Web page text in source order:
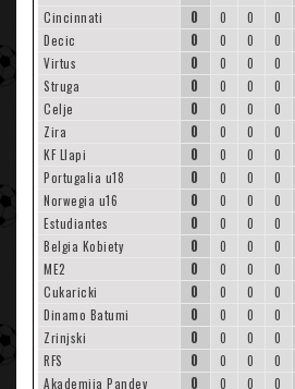
Cincinnati 0 0 0 0
Decic 0 0 0 0
Virtus 0 0 0 0
Struga 0 0 0 0
Celje 0 0 0 0
Zira 0 0 0 0
KF Llapi 0 0 0 0
Portugalia u18 0 0 0 0
Norwegia u16 0 0 0 0
Estudiantes 0 0 0 0
Belgia Kobiety 0 0 0 0
ME2 0 0 0 0
Cukaricki 0 0 0 0
Dinamo Batumi 0 0 0 0
Zrinjski 0 0 0 0
RFS 0 0 0 0
Akademija Pandev 0 0 0 0